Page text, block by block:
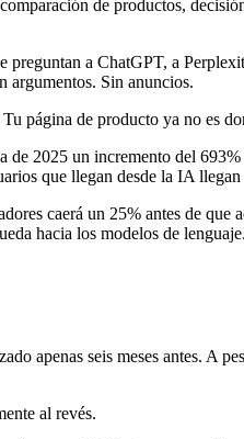
de productos,
a ChatGPT, a
argumentos. Sin anuncios.
página de producto ya no es
2025 un incremento del
que llegan desde la IA
caerá un 25% antes de
hacia los modelos de lenguaje.
apenas seis meses antes. A
al revés.